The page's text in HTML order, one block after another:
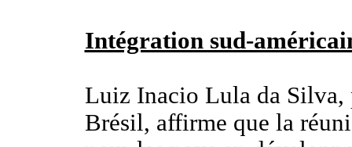
Intégration sud-
Luiz Inacio Lula da Silva,
Brésil, affirme que la